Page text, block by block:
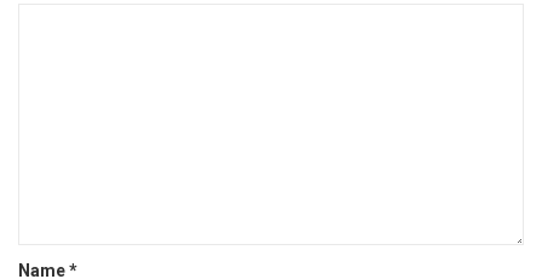
Name*